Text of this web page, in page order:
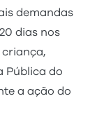
demandas
dias nos
criança,
Pública do
a ação do